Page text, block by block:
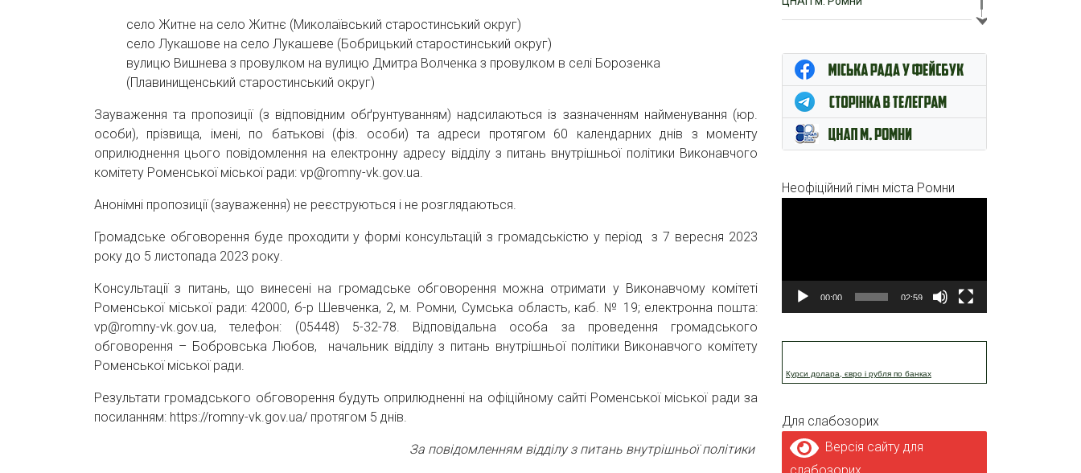
село Житне на село Житнє (Миколаївський старостинський округ)
село Лукашове на село Лукашеве (Бобрицький старостинський округ)
вулицю Вишнева з провулком на вулицю Дмитра Волченка з провулком в селі Борозенка
(Плавинищенський старостинський округ)
Зауваження та пропозиції (з відповідним обґрунтуванням) надсилаються із зазначенням найменування (юр.
особи), прізвища, імені, по батькові (фіз. особи) та адреси протягом 60 календарних днів з моменту
оприлюднення цього повідомлення на електронну адресу відділу з питань внутрішньої політики Виконавчого
комітету Роменської міської ради: vp@romny-vk.gov.ua.
Анонімні пропозиції (зауваження) не реєструються і не розглядаються.
Громадське обговорення буде проходити у формі консультацій з громадськістю у період з 7 вересня 2023
року до 5 листопада 2023 року.
Консультації з питань, що винесені на громадське обговорення можна отримати у Виконавчому комітеті
Роменської міської ради: 42000, б-р Шевченка, 2, м. Ромни, Сумська область, каб. № 19; електронна пошта:
vp@romny-vk.gov.ua, телефон: (05448) 5-32-78. Відповідальна особа за проведення громадського
обговорення – Бобровська Любов, начальник відділу з питань внутрішньої політики Виконавчого комітету
Роменської міської ради.
Результати громадського обговорення будуть оприлюдненні на офіційному сайті Роменської міської ради за
посиланням: https://romny-vk.gov.ua/ протягом 5 днів.
За повідомленням відділу з питань внутрішньої політики
Неофіційний гімн міста Ромни
00:00 02:59
Курси долара, євро і рубля по банках
Для слабозорих
Версія сайту для